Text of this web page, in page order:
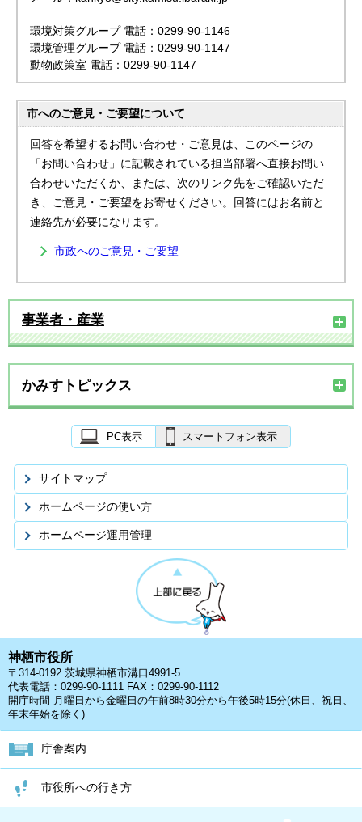
環境対策グループ 電話：0299-90-1146
環境管理グループ 電話：0299-90-1147
動物政策室 電話：0299-90-1147
市へのご意見・ご要望について
回答を希望するお問い合わせ・ご意見は、このページの
「お問い合わせ」に記載されている担当部署へ直接お問い
合わせいただくか、または、次のリンク先をご確認いただ
き、ご意見・ご要望をお寄せください。回答にはお名前と
連絡先が必要になります。
市政へのご意見・ご要望
事業者・産業
かみすトピックス
PC表示 スマートフォン表示
サイトマップ
ホームページの使い方
ホームページ運用管理
神栖市役所
〒314-0192 茨城県神栖市溝口4991-5
代表電話：0299-90-1111 FAX：0299-90-1112
開庁時間 月曜日から金曜日の午前8時30分から午後5時15分(休日、祝日、
年末年始を除く)
庁舎案内
市役所への行き方